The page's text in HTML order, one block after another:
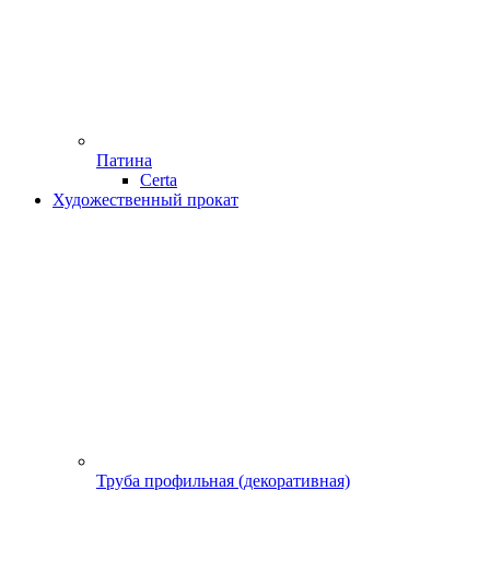
Патина
Certa
Художественный прокат
Труба профильная (декоративная)